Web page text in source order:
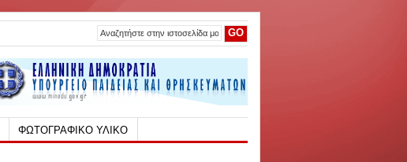
ΦΩΤΟΓΡΑΦΙΚΟ ΥΛΙΚΟ